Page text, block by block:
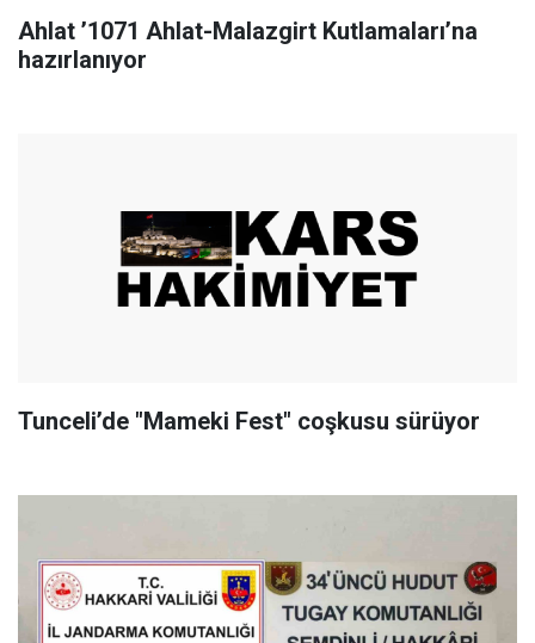
Ahlat ’1071 Ahlat-Malazgirt Kutlamaları’na
hazırlanıyor
Tunceli’de "Mameki Fest" coşkusu sürüyor